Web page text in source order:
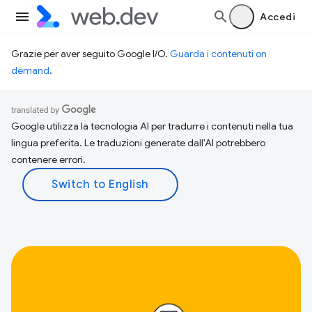
Accedi
Grazie per aver seguito Google I/O. Guarda i contenuti on
demand.
Google utilizza la tecnologia AI per tradurre i contenuti nella tua
lingua preferita. Le traduzioni generate dall'AI potrebbero
contenere errori.